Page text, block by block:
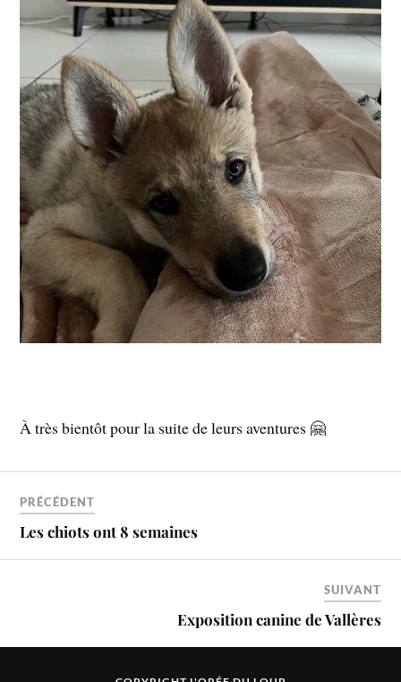
Àtrèsbientôtpourla suitedeleursaventures 🤗
PRÉCÉDENT
Les chiots ont 8 semaines
SUIVANT
Exposition canine de Vallères